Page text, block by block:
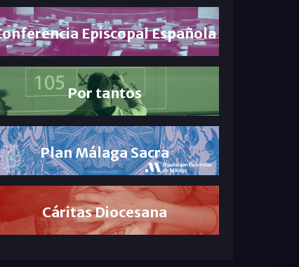
Episcopal Española
Por tantos
Plan Málaga Sacra
Cáritas Diocesana